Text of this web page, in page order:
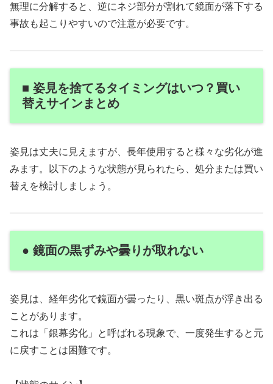
無理に分解すると、逆にネジ部分が割れて鏡面が落下する
事故も起こりやすいので注意が必要です。
■ 姿見を捨てるタイミングはいつ？買い
替えサインまとめ
姿見は丈夫に見えますが、長年使用すると様々な劣化が進
みます。以下のような状態が見られたら、処分または買い
替えを検討しましょう。
● 鏡面の黒ずみや曇りが取れない
姿見は、経年劣化で鏡面が曇ったり、黒い斑点が浮き出る
ことがあります。
これは「銀幕劣化」と呼ばれる現象で、一度発生すると元
に戻すことは困難です。